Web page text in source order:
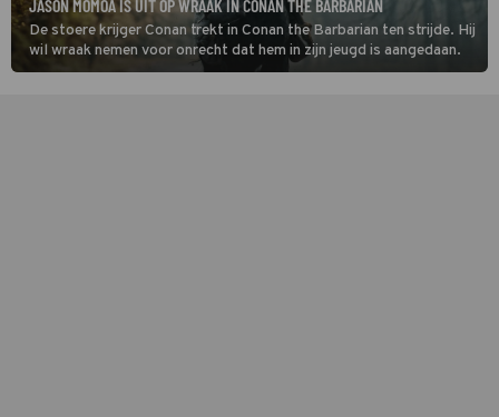
JASON MOMOA IS UIT OP WRAAK IN CONAN THE BARBARIAN
De stoere krijger Conan trekt in Conan the Barbarian ten strijde. Hij
wil wraak nemen voor onrecht dat hem in zijn jeugd is aangedaan.